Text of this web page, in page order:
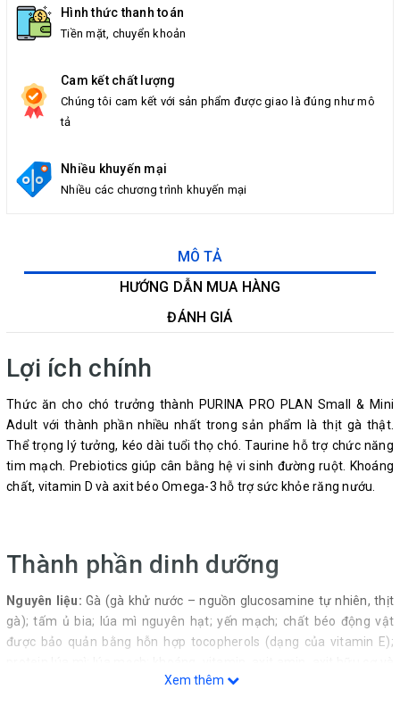
Hình thức thanh toán
Tiền mặt, chuyển khoản
Cam kết chất lượng
Chúng tôi cam kết với sản phẩm được giao là đúng như mô
tả
Nhiều khuyến mại
Nhiều các chương trình khuyến mại
MÔ TẢ
HƯỚNG DẪN MUA HÀNG
ĐÁNH GIÁ
Lợi ích chính
Thức ăn cho chó trưởng thành PURINA PRO PLAN Small & Mini
Adult với thành phần nhiều nhất trong sản phẩm là thịt gà thật.
Thể trọng lý tưởng, kéo dài tuổi thọ chó. Taurine hỗ trợ chức năng
tim mạch. Prebiotics giúp cân bằng hệ vi sinh đường ruột. Khoáng
chất, vitamin D và axit béo Omega-3 hỗ trợ sức khỏe răng nướu.
Thành phần dinh dưỡng
Nguyên liệu:Gà (gà khử nước – nguồn glucosamine tự nhiên, thịt
gà); tấm ủ bia; lúa mì nguyên hạt; yến mạch; chất béo động vật
được bảo quản bằng hỗn hợp tocopherols (dạng của vitamin E);
chất tạo mùi tự nhiên (bao gồm canxi, phốt pho, natri, clorua, kali,
Xem thêm